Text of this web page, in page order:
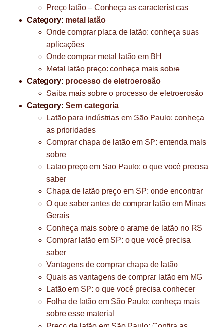
Preço latão – Conheça as características
Category: metal latão
Onde comprar placa de latão: conheça suas
aplicações
Onde comprar metal latão em BH
Metal latão preço: conheça mais sobre
Category: processo de eletroerosão
Saiba mais sobre o processo de eletroerosão
Category: Sem categoria
Latão para indústrias em São Paulo: conheça
as prioridades
Comprar chapa de latão em SP: entenda mais
sobre
Latão preço em São Paulo: o que você precisa
saber
Chapa de latão preço em SP: onde encontrar
O que saber antes de comprar latão em Minas
Gerais
Conheça mais sobre o arame de latão no RS
Comprar latão em SP: o que você precisa
saber
Vantagens de comprar chapa de latão
Quais as vantagens de comprar latão em MG
Latão em SP: o que você precisa conhecer
Folha de latão em São Paulo: conheça mais
sobre esse material